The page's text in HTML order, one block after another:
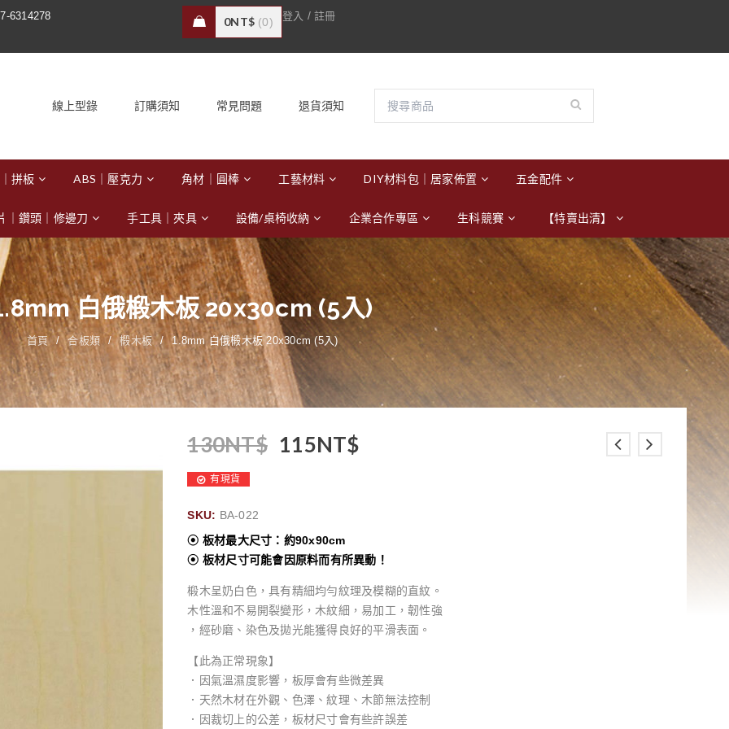
6314278 0NT$ 0 登入 / 註冊
線上型錄 訂購須知 常見問題 退貨須知
拼板 ABS｜壓克力 角材｜圓棒 工藝材料 DIY材料包｜居家佈置 五金配件
｜鑽頭｜修邊刀 手工具｜夾具 設備/桌椅收納 企業合作專區 生科競賽 【特賣出清】
白俄椴木板 20x30cm (5入)
首頁 / 合板類 / 椴木板 / 1.8mm 白俄椴木板 20x30cm (5入)
130NT$ 115NT$
有現貨
SKU: BA-022
⦿ 板材最大尺寸：約90x90cm
⦿ 板材尺寸可能會因原料而有所異動！
椴木呈奶白色，具有精細均勻紋理及模糊的直紋。
木性溫和不易開裂變形，木紋細，易加工，韌性強
，經砂磨、染色及拋光能獲得良好的平滑表面。
【此為正常現象】
．因氣溫濕度影響，板厚會有些微差異
．天然木材在外觀、色澤、紋理、木節無法控制
．因裁切上的公差，板材尺寸會有些許誤差